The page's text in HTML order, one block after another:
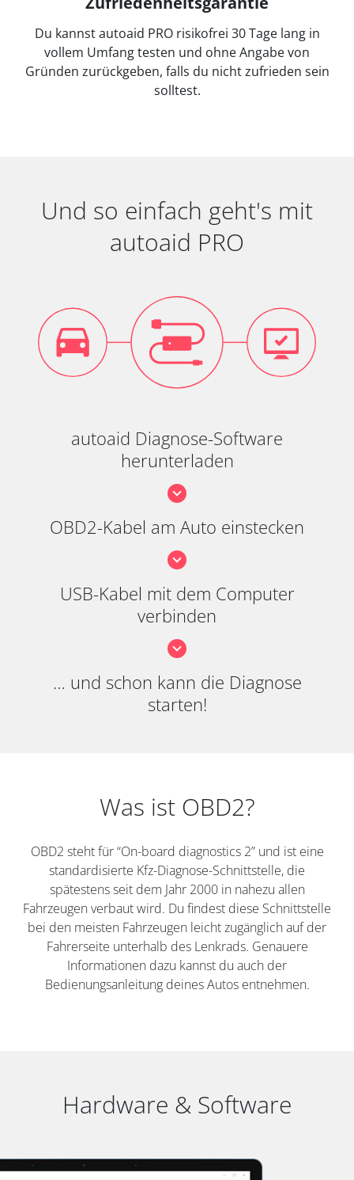
Du kannst autoaid PRO risikofrei 30 Tage lang in
vollem Umfang testen und ohne Angabe von
Gründen zurückgeben, falls du nicht zufrieden sein
solltest.
Und so einfach geht's mit
autoaid PRO
autoaid Diagnose-Software
herunterladen
OBD2-Kabel am Auto einstecken
USB-Kabel mit dem Computer
verbinden
… und schon kann die Diagnose
starten!
Was ist OBD2?
OBD2 steht für “On-board diagnostics 2” und ist eine
standardisierte Kfz-Diagnose-Schnittstelle, die
spätestens seit dem Jahr 2000 in nahezu allen
Fahrzeugen verbaut wird. Du findest diese Schnittstelle
bei den meisten Fahrzeugen leicht zugänglich auf der
Fahrerseite unterhalb des Lenkrads. Genauere
Informationen dazu kannst du auch der
Bedienungsanleitung deines Autos entnehmen.
Hardware & Software